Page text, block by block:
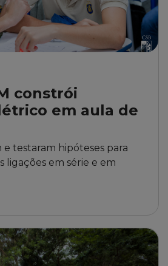
constrói
em aula de
e testaram hipóteses para
ligações em série e em